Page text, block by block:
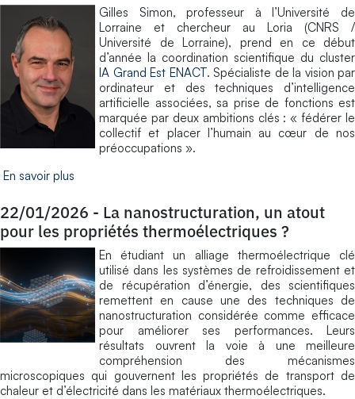
Gilles Simon, professeur à l’Université de
Lorraine et chercheur au Loria (CNRS /
Université de Lorraine), prend en ce début
d’année la coordination scientifique du cluster
IA Grand Est ENACT. Spécialiste de la vision par
ordinateur et des techniques d’intelligence
artificielle associées, sa prise de fonctions est
marquée par deux ambitions clés : « fédérer le
collectif et placer l’humain au cœur de nos
préoccupations ».
En savoir plus
22/01/2026 - La nanostructuration, un atout
pour les propriétés thermoélectriques ?
En étudiant un alliage thermoélectrique clé
utilisé dans les systèmes de refroidissement et
de récupération d’énergie, des scientifiques
remettent en cause une des techniques de
nanostructuration considérée comme efficace
pour améliorer ses performances. Leurs
résultats ouvrent la voie à une meilleure
compréhension des mécanismes
microscopiques qui gouvernent les propriétés de transport de
chaleur et d’électricité dans les matériaux thermoélectriques.